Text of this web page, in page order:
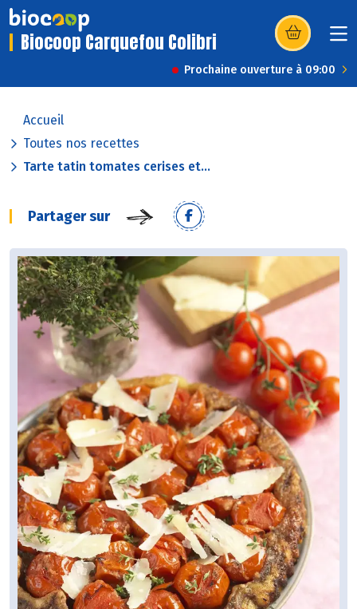
Biocoop Carquefou Colibri (s’ouvre dans
Prochaine ouverture à 09:00
Accueil
Toutes nos recettes
Tarte tatin tomates cerises et...
Partager sur